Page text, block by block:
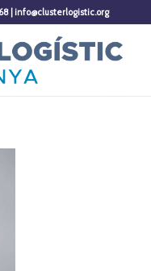
| info@clusterlogistic.org